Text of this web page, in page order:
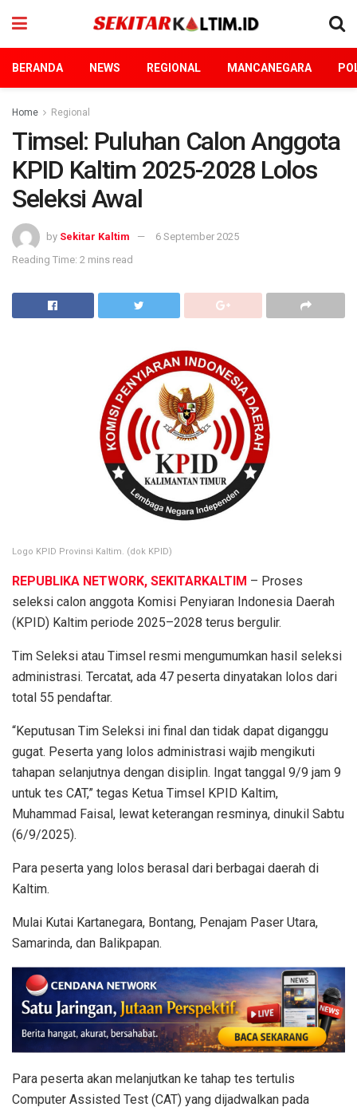
BERANDA NEWS REGIONAL MANCANEGARA
Home Regional
Timsel: Puluhan Calon Anggota
KPID Kaltim 2025-2028 Lolos
Seleksi Awal
by Sekitar Kaltim
6 September 2025
Reading Time: 2 mins read
Logo KPID Provinsi Kaltim. (dok KPID)
REPUBLIKA NETWORK, SEKITARKALTIM – Proses
seleksi calon anggota Komisi Penyiaran Indonesia Daerah
(KPID) Kaltim periode 2025–2028 terus bergulir.
Tim Seleksi atau Timsel resmi mengumumkan hasil seleksi
administrasi. Tercatat, ada 47 peserta dinyatakan lolos dari
total 55 pendaftar.
“Keputusan Tim Seleksi ini final dan tidak dapat diganggu
gugat. Peserta yang lolos administrasi wajib mengikuti
tahapan selanjutnya dengan disiplin. Ingat tanggal 9/9 jam 9
untuk tes CAT,” tegas Ketua Timsel KPID Kaltim,
Muhammad Faisal, lewat keterangan resminya, dinukil Sabtu
(6/9/2025).
Para peserta yang lolos berasal dari berbagai daerah di
Kaltim.
Mulai Kutai Kartanegara, Bontang, Penajam Paser Utara,
Samarinda, dan Balikpapan.
Para peserta akan melanjutkan ke tahap tes tertulis
Computer Assisted Test (CAT) yang dijadwalkan pada